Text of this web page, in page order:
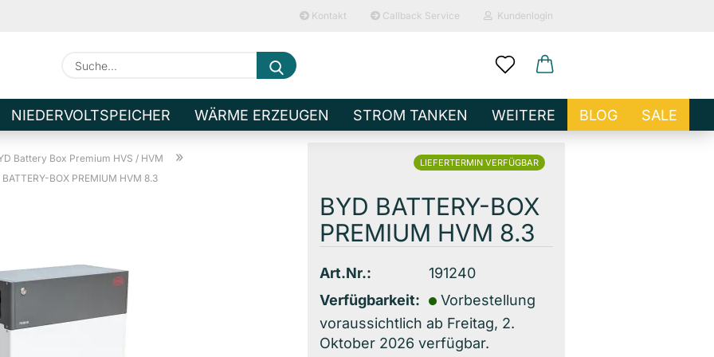
Kontakt Callback Service Kundenlogin
E-Mail
Konto erstellen
Passwort vergessen?
Suche...
NIEDERVOLTSPEICHER WÄRME ERZEUGEN STROM TANKEN BLOG SALE
WEITERE
Battery Box Premium HVS / HVM »
BATTERY-BOX PREMIUM HVM 8.3
LIEFERTERMIN VERFÜGBAR
BYD BATTERY-BOX
PREMIUM HVM 8.3
Art.Nr.:
191240
Verfügbarkeit:
Vorbestellung
voraussichtlich ab Freitag, 2.
Oktober 2026 verfügbar.